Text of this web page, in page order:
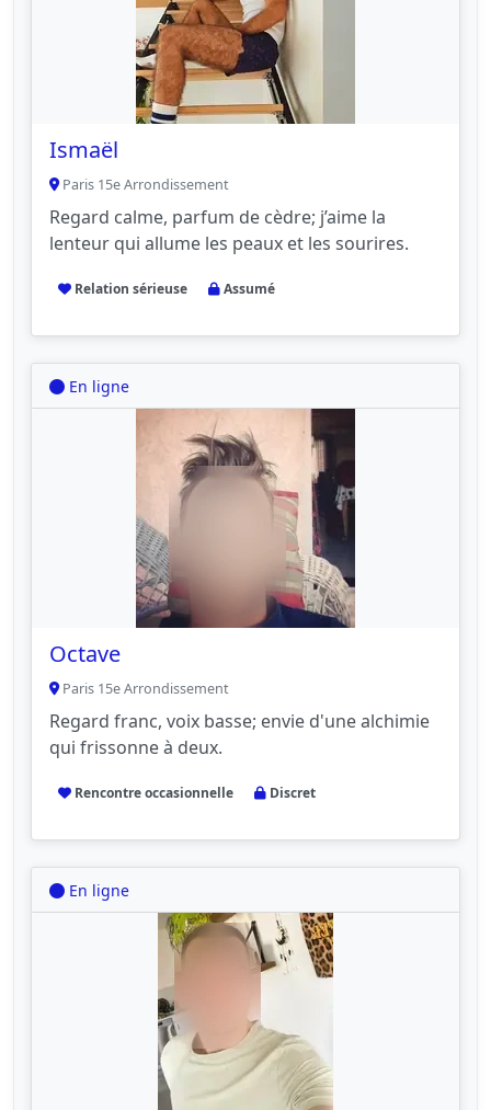
Ismaël
Paris 15e Arrondissement
Regard calme, parfum de cèdre; j’aime la
lenteur qui allume les peaux et les sourires.
Relation sérieuse Assumé
En ligne
Octave
Paris 15e Arrondissement
Regard franc, voix basse; envie d'une alchimie
qui frissonne à deux.
Rencontre occasionnelle Discret
En ligne